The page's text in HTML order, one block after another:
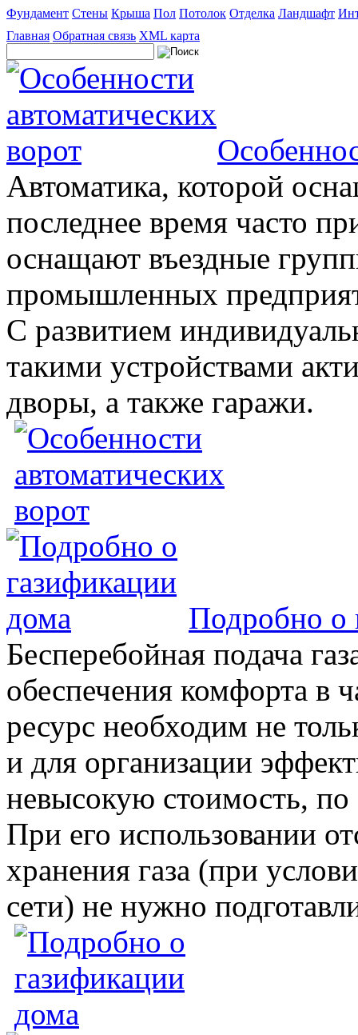
Фундамент Стены Крыша Пол Потолок Отделка Ландшафт
Главная Обратная связь XML карта
Автоматика, которой
последнее время часто
оснащают въездные
промышленных
С развитием
такими устройствами
дворы, а также гаражи.
Подробно о
Бесперебойная подача
обеспечения комфорта в
ресурс необходим не
и для организации
невысокую стоимость, по
При его использовании
хранения газа (при
сети) не нужно